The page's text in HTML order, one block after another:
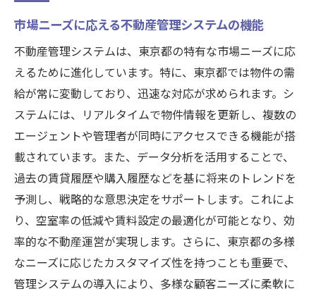
データ分析が不動産管理に与える影響
データに基づく意思決定のメリット
入居者動向の予測と空室対策
メンテナンススケジュール最適化の手法
データ駆動型マーケティングの活用事例
競争力を高めるデータ分析の実践
東京都の不動産市場をデータで読み解く
最新の市場トレンド解析
エリア別の需要と供給の動向
価格動向から見る市場予測
データを活用した投資戦略の立案
市場ニーズに応える不動産管理システムの機能
不動産管理システムは、東京都の特有な市場ニーズに応
えるために進化しています。特に、東京都では物件の需
給が常に変動しており、迅速な対応が求められます。シ
ステムには、リアルタイムで物件情報を更新し、複数の
エージェントや管理者が同時にアクセスできる機能が搭
載されています。また、データ分析を活用することで、
過去の賃貸履歴や購入履歴などを基に将来のトレンドを
予測し、戦略的な意思決定をサポートします。これによ
り、空室率の低減や賃料設定の最適化が可能となり、効
率的な不動産運営が実現します。さらに、東京都の多様
なニーズに応じたカスタマイズ性を持つことも重要で、
管理システムの導入により、多様な顧客ニーズに柔軟に